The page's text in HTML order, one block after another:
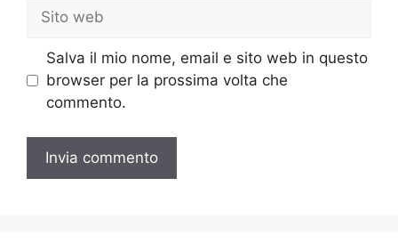
Sito
web
Salva il mio nome, email e sito web in questo
browser per la prossima volta che
commento.